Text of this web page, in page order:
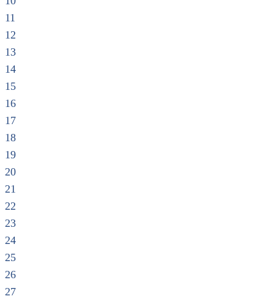
11
12
13
14
15
16
17
18
19
20
21
22
23
24
25
26
27